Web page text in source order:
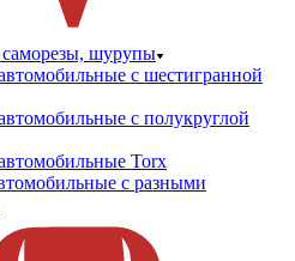
шурупы
с шестигранной
с полукруглой
Torx
с разными